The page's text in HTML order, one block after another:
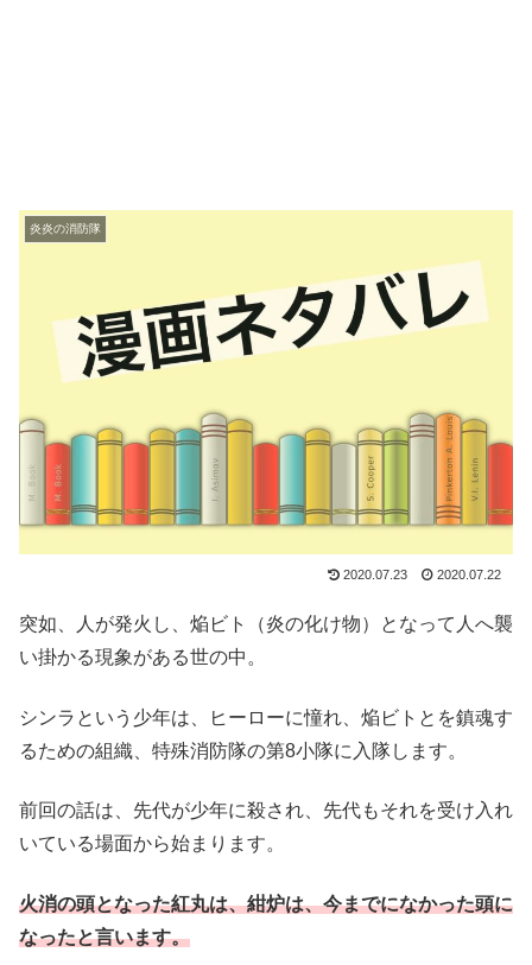
炎炎の消防隊
2020.07.23 2020.07.22
突如、人が発火し、焔ビト（炎の化け物）となって人へ襲
い掛かる現象がある世の中。
シンラという少年は、ヒーローに憧れ、焔ビトとを鎮魂す
るための組織、特殊消防隊の第8小隊に入隊します。
前回の話は、先代が少年に殺され、先代もそれを受け入れ
いている場面から始まります。
火消の頭となった紅丸は、紺炉は、今までになかった頭に
なったと言います。